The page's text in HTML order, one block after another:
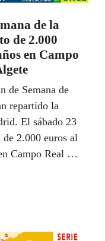
de la
de 2.000
en Campo
de Semana de
repartido la
El sábado 23
2.000 euros al
Campo Real y